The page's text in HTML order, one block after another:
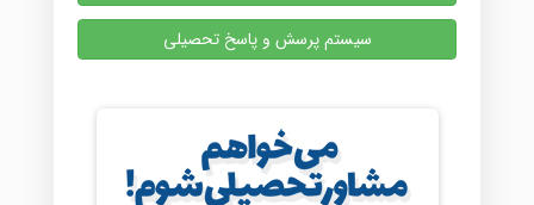
سیستم پرسش و پاسخ تحصیلی